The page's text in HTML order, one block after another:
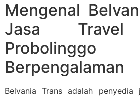
Mengenal
Jasa Travel
Berpengalaman
Belvania Trans adalah